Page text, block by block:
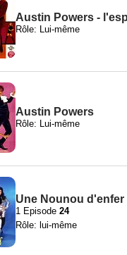
Austin Powers -
Rôle: Lui-même
Austin Powers
Rôle: Lui-même
Une Nounou d'enfer
1 Episode 24
Rôle: lui-même